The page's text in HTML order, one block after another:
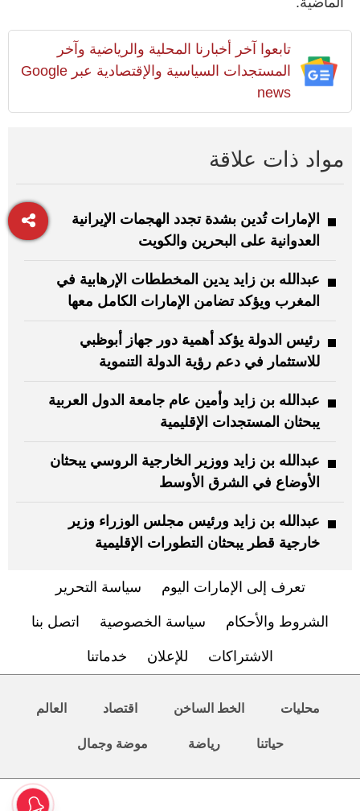
تابعوا آخر أخبارنا المحلية والرياضية وآخر
المستجدات السياسية والإقتصادية عبر Google
news
مواد ذات علاقة
الإمارات تُدين بشدة تجدد الهجمات الإيرانية
العدوانية على البحرين والكويت
عبدالله بن زايد يدين المخططات الإرهابية في
المغرب ويؤكد تضامن الإمارات الكامل معها
رئيس الدولة يؤكد أهمية دور جهاز أبوظبي
للاستثمار في دعم رؤية الدولة التنموية
عبدالله بن زايد وأمين عام جامعة الدول العربية
يبحثان المستجدات الإقليمية
عبدالله بن زايد ووزير الخارجية الروسي يبحثان
الأوضاع في الشرق الأوسط
عبدالله بن زايد ورئيس مجلس الوزراء وزير
خارجية قطر يبحثان التطورات الإقليمية
تعرف إلى الإمارات اليوم سياسة التحرير
الشروط والأحكام سياسة الخصوصية اتصل بنا
الاشتراكات للإعلان خدماتنا
محليات الخط الساخن اقتصاد العالم
حياتنا رياضة موضة وجمال